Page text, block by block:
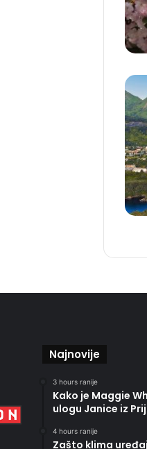
Najnovije
3 hours ranije
Kako je Maggie
ulogu Janice iz
4 hours ranije
Zašto klima